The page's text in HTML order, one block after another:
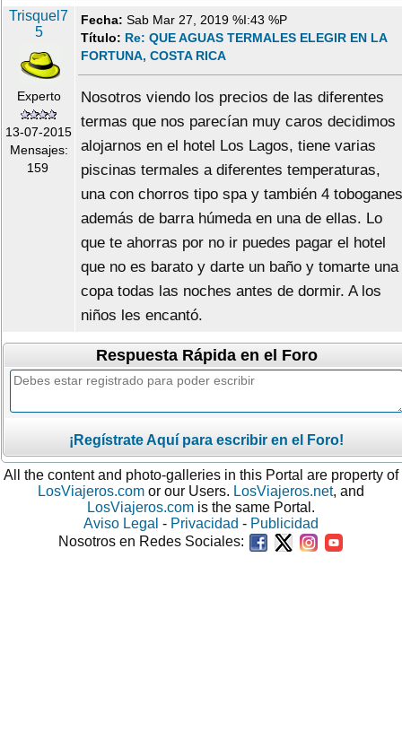
Trisquel7
5
Experto
13-07-2015
Mensajes:
159
Fecha: Sab Mar 27, 2019 %I:43 %P
Título: Re: QUE AGUAS TERMALES ELEGIR EN LA
FORTUNA, COSTA RICA
Nosotros viendo los precios de las diferentes
termas que nos parecían muy caros decidimos
alojarnos en el hotel Los Lagos, tiene varias
piscinas termales a diferentes temperaturas,
una con chorros tipo spa y también 4 toboganes
además de barra húmeda en una de ellas. Lo
que te ahorras por no ir puedes pagar el hotel
que no es barato y darte un baño y tomarte una
copa todas las noches antes de dormir. A los
niños les encantó.
Respuesta Rápida en el Foro
¡Regístrate Aquí para escribir en el Foro!
All the content and photo-galleries in this Portal are property of
LosViajeros.com or our Users. LosViajeros.net, and
LosViajeros.com is the same Portal.
Aviso Legal - Privacidad - Publicidad
Nosotros en Redes Sociales: